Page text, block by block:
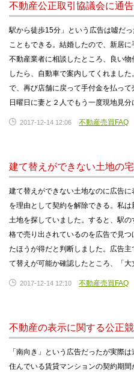
不動産公正取引協議会に通告
駅から徒歩15分」という広告は噓だ
こともできる。結婚したので、新居
不動産業者に相談したところ、良い
したら、自動車で案内してくれまし
で、再び店舗に戻って手付金を払っ
日曜日に妻と２人でもう一度現地見
2017-12-14 12:06 不動産売買FAQ
建て替えができない土地の
建て替えができない土地なのに広告
を理由として契約を解除できる。私
土地を探していました。すると、駅
格で売り出されているのを広告で見
たほうが得だと判断しました。広告
て替えが可能か確認したところ、「
2017-12-14 12:10 不動産売買FAQ
不動産の表示に関する公正
「南向き」という広告だったが実際
住んでいる賃貸マンションの契約期